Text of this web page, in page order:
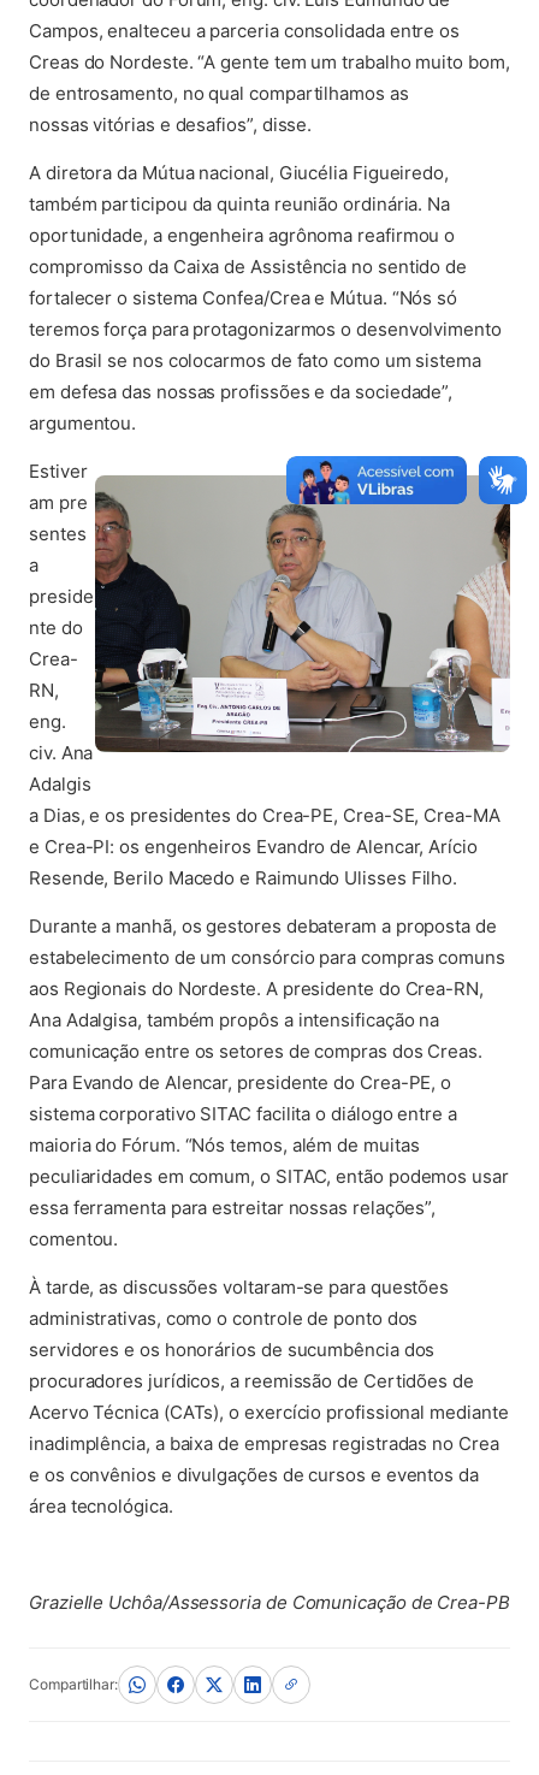
Campos, enalteceu a parceria consolidada entre os
Creas do Nordeste. “A gente tem um trabalho muito bom,
de entrosamento, no qual compartilhamos as
nossas vitórias e desafios”, disse.
A diretora da Mútua nacional, Giucélia Figueiredo,
também participou da quinta reunião ordinária. Na
oportunidade, a engenheira agrônoma reafirmou o
compromisso da Caixa de Assistência no sentido de
fortalecer o sistema Confea/Crea e Mútua. “Nós só
teremos força para protagonizarmos o desenvolvimento
do Brasil se nos colocarmos de fato como um sistema
em defesa das nossas profissões e da sociedade”,
argumentou.
Estiver
am pre
sentes
a
preside
nte do
Crea-
RN,
eng.
civ. Ana
Adalgis
a Dias, e os presidentes do Crea-PE, Crea-SE, Crea-MA
e Crea-PI: os engenheiros Evandro de Alencar, Arício
Resende, Berilo Macedo e Raimundo Ulisses Filho.
Durante a manhã, os gestores debateram a proposta de
estabelecimento de um consórcio para compras comuns
aos Regionais do Nordeste. A presidente do Crea-RN,
Ana Adalgisa, também propôs a intensificação na
comunicação entre os setores de compras dos Creas.
Para Evando de Alencar, presidente do Crea-PE, o
sistema corporativo SITAC facilita o diálogo entre a
maioria do Fórum. “Nós temos, além de muitas
peculiaridades em comum, o SITAC, então podemos usar
essa ferramenta para estreitar nossas relações”,
comentou.
À tarde, as discussões voltaram-se para questões
administrativas, como o controle de ponto dos
servidores e os honorários de sucumbência dos
procuradores jurídicos, a reemissão de Certidões de
Acervo Técnica (CATs), o exercício profissional mediante
inadimplência, a baixa de empresas registradas no Crea
e os convênios e divulgações de cursos e eventos da
área tecnológica.
Grazielle Uchôa/Assessoria de Comunicação de Crea-PB
Compartilhar: